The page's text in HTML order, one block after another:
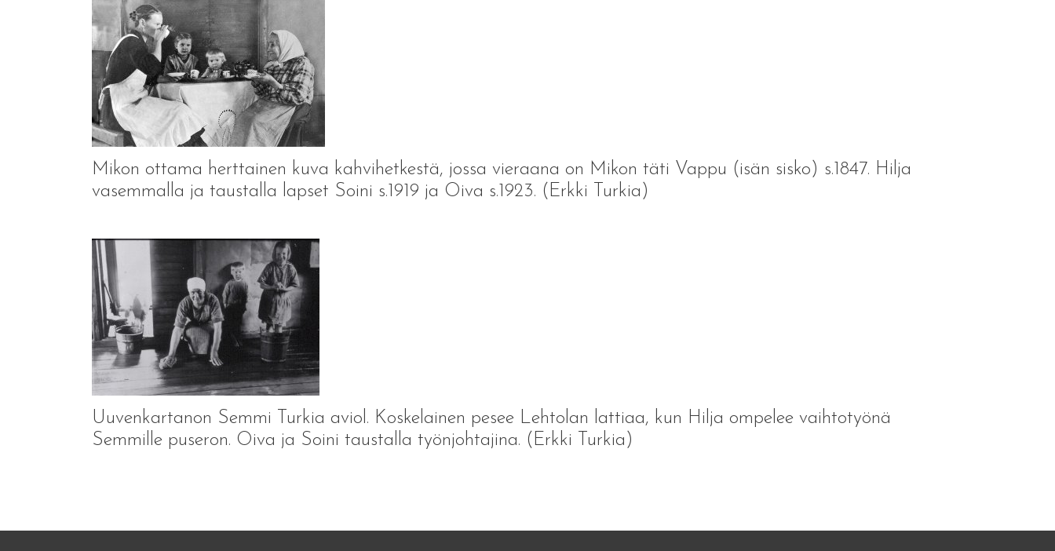
Mikon ottama herttainen kuva kahvihetkestä, jossa vieraana on Mikon täti Vappu (isän sisko) s.1847. Hilja
vasemmalla ja taustalla lapset Soini s.1919 ja Oiva s.1923. (Erkki Turkia)
Uuvenkartanon Semmi Turkia aviol. Koskelainen pesee Lehtolan lattiaa, kun Hilja ompelee vaihtotyönä
Semmille puseron. Oiva ja Soini taustalla työnjohtajina. (Erkki Turkia)